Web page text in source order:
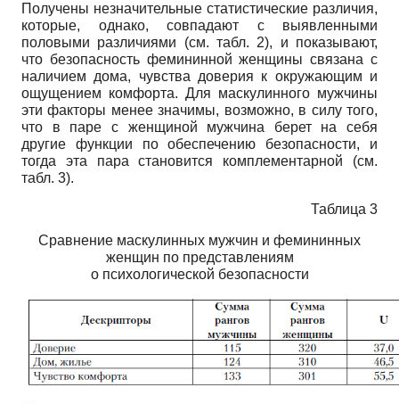
Получены незначительные статистические различия,
которые, однако, совпадают с выявленными
половыми различиями (см. табл. 2), и показывают,
что безопасность фемининной женщины связана с
наличием дома, чувства доверия к окружающим и
ощущением комфорта. Для маскулинного мужчины
эти факторы менее значимы, возможно, в силу того,
что в паре с женщиной мужчина берет на себя
другие функции по обеспечению безопасности, и
тогда эта пара становится комплементарной (см.
табл. 3).
Таблица 3
Сравнение маскулинных мужчин и фемининных
женщин по представлениям
о психологической безопасности